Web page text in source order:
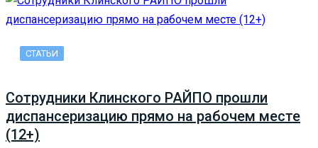
СТАТЬИ
Сотрудники Клинского РАЙПО прошли
диспансеризацию прямо на рабочем месте
(12+)